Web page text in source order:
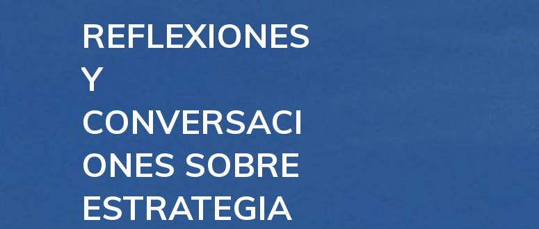
REFLEXIONES
Y
CONVERSACI
ONES SOBRE
ESTRATEGIA